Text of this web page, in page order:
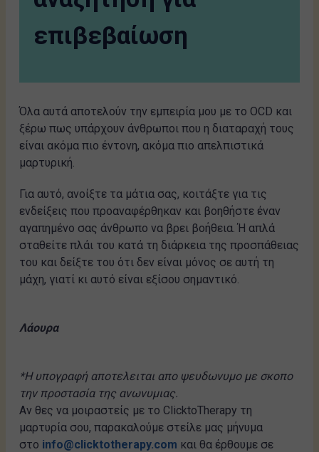
επιβεβαίωση
Όλα αυτά αποτελούν την εμπειρία μου με το OCD και
ξέρω πως υπάρχουν άνθρωποι που η διαταραχή τους
είναι ακόμα πιο έντονη, ακόμα πιο απελπιστικά
μαρτυρική.
Για αυτό, ανοίξτε τα μάτια σας, κοιτάξτε για τις
ενδείξεις που προαναφέρθηκαν και βοηθήστε έναν
αγαπημένο σας άνθρωπο να βρει βοήθεια. Ή απλά
σταθείτε πλάι του κατά τη διάρκεια της προσπάθειας
του και δείξτε του ότι δεν είναι μόνος σε αυτή τη
μάχη, γιατί κι αυτό είναι εξίσου σημαντικό.
Λάουρα
*Η υπογραφή αποτελειται απο ψευδωνυμο με σκοπο
την προστασία της ανωνυμιας.
Αν θες να μοιραστείς με το ClicktoTherapy τη
μαρτυρία σου, παρακαλούμε στείλε μας μήνυμα
στο info@clicktotherapy.com και θα έρθουμε σε